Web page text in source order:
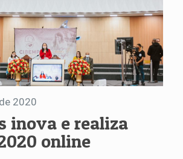
2020
inova e realiza
online